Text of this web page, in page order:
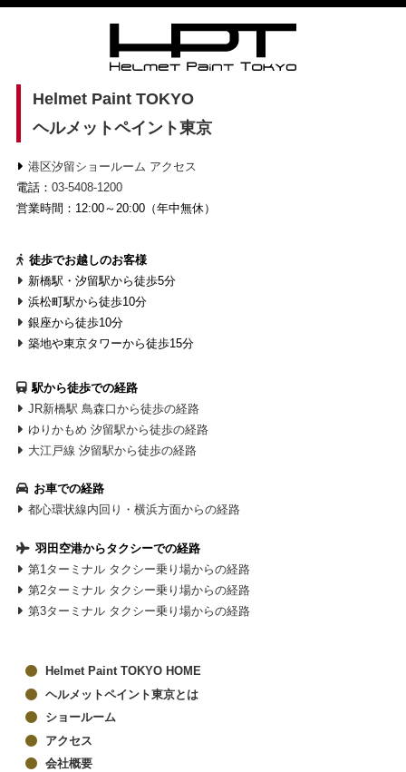
Helmet Paint TOKYO
ヘルメットペイント東京
港区汐留ショールーム アクセス
電話： 03-5408-1200
営業時間：12:00～20:00（年中無休）
徒歩でお越しのお客様
新橋駅・汐留駅から徒歩5分
浜松町駅から徒歩10分
銀座から徒歩10分
築地や東京タワーから徒歩15分
駅から徒歩での経路
JR新橋駅 鳥森口から徒歩の経路
ゆりかもめ 汐留駅から徒歩の経路
大江戸線 汐留駅から徒歩の経路
お車での経路
都心環状線内回り・横浜方面からの経路
羽田空港からタクシーでの経路
第1ターミナル タクシー乗り場からの経路
第2ターミナル タクシー乗り場からの経路
第3ターミナル タクシー乗り場からの経路
Helmet Paint TOKYO HOME
ヘルメットペイント東京とは
ショールーム
アクセス
会社概要